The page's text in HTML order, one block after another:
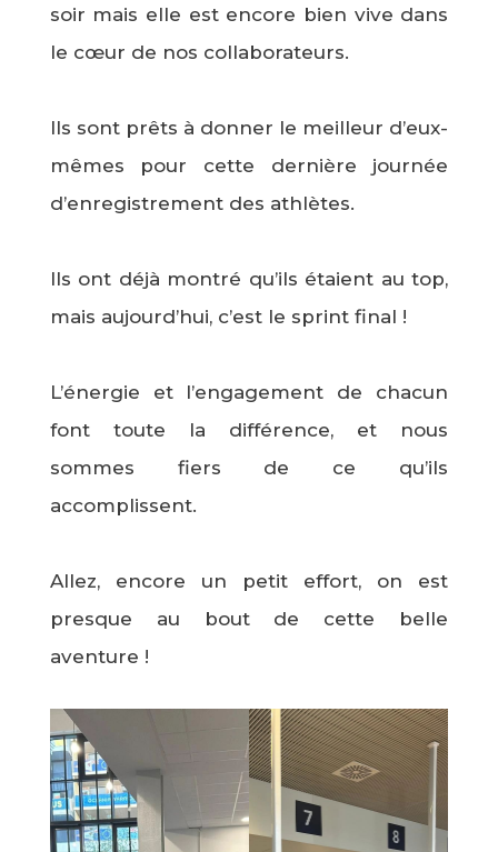
soir mais elle est encore bien vive dans
le cœur de nos collaborateurs.
Ils sont prêts à donner le meilleur d’eux-
mêmes pour cette dernière journée
d’enregistrement des athlètes.
Ils ont déjà montré qu’ils étaient au top,
mais aujourd’hui, c’est le sprint final !
L’énergie et l’engagement de chacun
font toute la différence, et nous
sommes fiers de ce qu’ils
accomplissent.
Allez, encore un petit effort, on est
presque au bout de cette belle
aventure !